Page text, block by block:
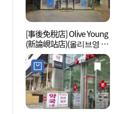
[事後免稅店] Olive Young
(新論峴站店)(올리브영 신
논현역점)